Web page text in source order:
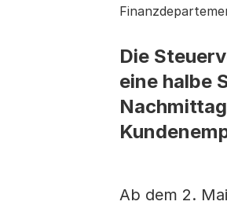
Die
eine halbe
Ab dem 2.